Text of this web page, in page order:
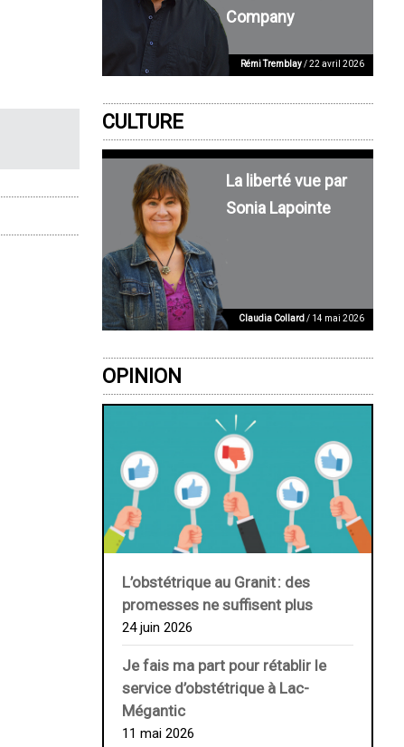
Company
Rémi Tremblay/ 22 avril 2026
CULTURE
La liberté vue par
Sonia Lapointe
Claudia Collard/ 14 mai 2026
OPINION
L’obstétrique au ­Granit : des
promesses ne suffisent plus
24 juin 2026
Je fais ma part pour rétablir le
service d’obstétrique à Lac-
Mégantic
11 mai 2026